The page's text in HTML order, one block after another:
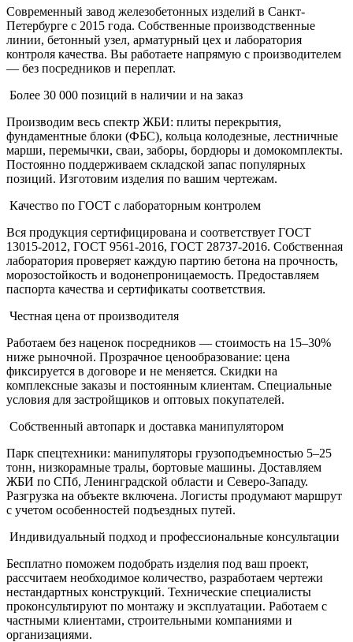
Современный завод железобетонных изделий в Санкт-
Петербурге с 2015 года. Собственные производственные
линии, бетонный узел, арматурный цех и лаборатория
контроля качества. Вы работаете напрямую с производителем
— без посредников и переплат.
Более 30 000 позиций в наличии и на заказ
Производим весь спектр ЖБИ: плиты перекрытия,
фундаментные блоки (ФБС), кольца колодезные, лестничные
марши, перемычки, сваи, заборы, бордюры и домокомплекты.
Постоянно поддерживаем складской запас популярных
позиций. Изготовим изделия по вашим чертежам.
Качество по ГОСТ с лабораторным контролем
Вся продукция сертифицирована и соответствует ГОСТ
13015-2012, ГОСТ 9561-2016, ГОСТ 28737-2016. Собственная
лаборатория проверяет каждую партию бетона на прочность,
морозостойкость и водонепроницаемость. Предоставляем
паспорта качества и сертификаты соответствия.
Честная цена от производителя
Работаем без наценок посредников — стоимость на 15–30%
ниже рыночной. Прозрачное ценообразование: цена
фиксируется в договоре и не меняется. Скидки на
комплексные заказы и постоянным клиентам. Специальные
условия для застройщиков и оптовых покупателей.
Собственный автопарк и доставка манипулятором
Парк спецтехники: манипуляторы грузоподъемностью 5–25
тонн, низкорамные тралы, бортовые машины. Доставляем
ЖБИ по СПб, Ленинградской области и Северо-Западу.
Разгрузка на объекте включена. Логисты продумают маршрут
с учетом особенностей подъездных путей.
Индивидуальный подход и профессиональные консультации
Бесплатно поможем подобрать изделия под ваш проект,
рассчитаем необходимое количество, разработаем чертежи
нестандартных конструкций. Технические специалисты
проконсультируют по монтажу и эксплуатации. Работаем с
частными клиентами, строительными компаниями и
организациями.